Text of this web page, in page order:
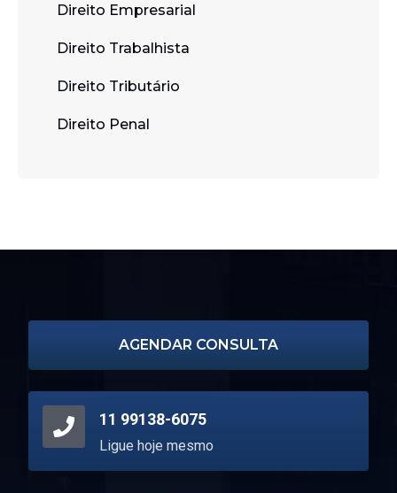
Direito Empresarial
Direito Trabalhista
Direito Tributário
Direito Penal
AGENDAR CONSULTA
11 99138-6075
Ligue hoje mesmo